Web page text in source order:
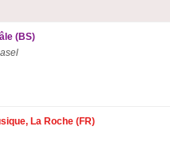
(BS)
La Roche (FR)